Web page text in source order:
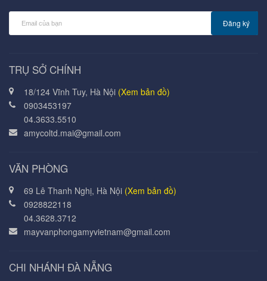
Đăng ký
TRỤ SỞ CHÍNH
18/124 Vĩnh Tuy, Hà Nội (Xem bản đồ)
0903453197
04.3633.5510
amycoltd.mai@gmail.com
VĂN PHÒNG
69 Lê Thanh Nghị, Hà Nội (Xem bản đồ)
0928822118
04.3628.3712
mayvanphongamyvietnam@gmail.com
CHI NHÁNH ĐÀ NẴNG